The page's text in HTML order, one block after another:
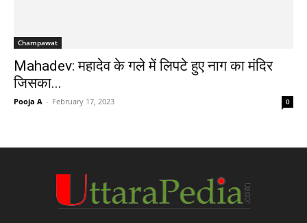
Champawat
Mahadev: महादेव के गले में लिपटे हुए नाग का मंदिर
जिसका...
Pooja A - February 17, 2023 0